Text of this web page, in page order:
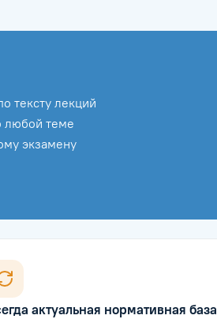
тексту лекций
любой теме
экзамену
актуальная нормативная база